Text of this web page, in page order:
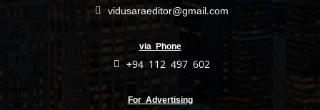
vidusaraeditor@gmail.com
via Phone
+94 112 497 602
For Advertising